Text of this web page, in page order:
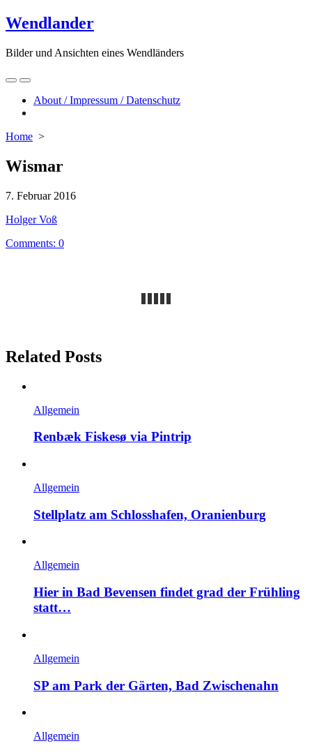
Skip
to
Wendlander
Bilder und Ansichten eines Wendländers
Search
Toggle
Menu
About / Impressum / Datenschutz
Home >
Wismar
Published
7. Februar 2016
Author
Holger Voß
Comments: 0
Related Posts
Allgemein
Renbæk Fiskesø via Pintrip
Allgemein
Stellplatz am Schlosshafen, Oranienburg
Allgemein
Hier in Bad Bevensen findet grad der Frühling
statt…
Allgemein
SP am Park der Gärten, Bad Zwischenahn
Allgemein